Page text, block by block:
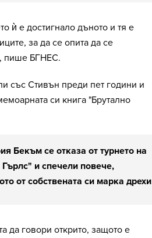
ѝ е достигнало дъното и тя е
за да се опита да се
пише БГНЕС.
със Стивън преди пет години и
си книга "Брутално
Бекъм се отказа от турнето на
и спечели повече,
от собствената си марка дрехи
да говори открито, защото е